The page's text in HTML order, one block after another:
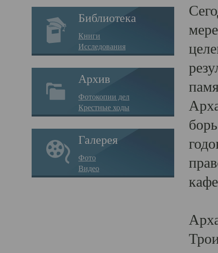
Библиотека
Книги
Исследования
Архив
Фотокопии дел
Крестные ходы
Галерея
Фото
Видео